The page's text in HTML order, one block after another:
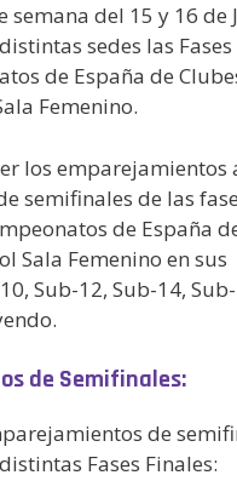
semana del 15 y 16 de
sedes las Fases
de España de
Femenino.
los emparejamientos
semifinales de las
de España
Sala Femenino en sus
Sub-12, Sub-14,
de Semifinales:
de
Fases Finales: